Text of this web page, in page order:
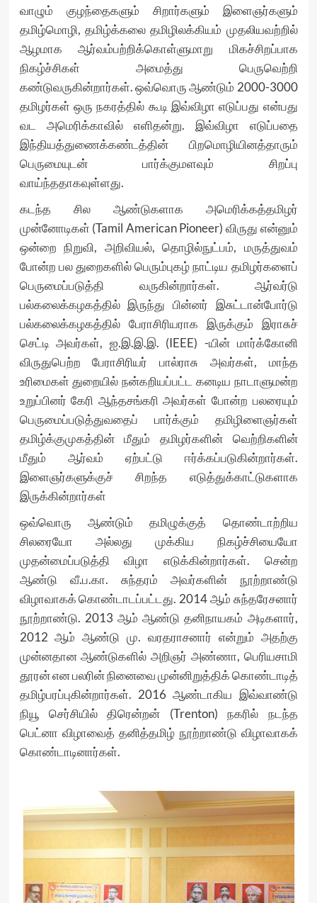
வாழும் குழந்தைகளும் சிறார்களும் இளைஞர்களும்
தமிழ்மொழி, தமிழ்க்கலை தமிழிலக்கியம் முதலியவற்றில்
ஆழமாக ஆர்வம்பற்றிக்கொள்ளுமாறு மிகச்சிறப்பாக
நிகழ்ச்சிகள் அமைத்து பெருவெற்றி
கண்டுவருகின்றார்கள். ஒவ்வொரு ஆண்டும் 2000-3000
தமிழர்கள் ஒரு நகரத்தில் கூடி இவ்விழா எடுப்பது என்பது
வட அமெரிக்காவில் எளிதன்று. இவ்விழா எடுப்பதை
இந்தியத்துணைக்கண்டத்தின் பிறமொழியினத்தாரும்
பெருமையுடன் பார்க்குமளவும் சிறப்பு
வாய்ந்ததாகவுள்ளது.
கடந்த சில ஆண்டுகளாக அமெரிக்கத்தமிழர்
முன்னோடிகள் (Tamil American Pioneer) விருது என்னும்
ஒன்றை நிறுவி, அறிவியல், தொழில்நுட்பம், மருத்துவம்
போன்ற பல துறைகளில் பெரும்புகழ் நாட்டிய தமிழர்களைப்
பெருமைப்படுத்தி வருகின்றார்கள். ஆர்வர்டு
பல்கலைக்கழகத்தில் இருந்து பின்னர் இசுட்டான்போர்டு
பல்கலைக்கழகத்தில் பேராசிரியராக இருக்கும் இராசுச்
செட்டி அவர்கள், ஐ.இ.இ.இ. (IEEE) -யின் மார்க்கோனி
விருதுபெற்ற பேராசிரியர் பால்ராசு அவர்கள், மாந்த
உரிமைகள் துறையில் நன்கறியப்பட்ட கனடிய நாடாளுமன்ற
உறுப்பினர் கேரி ஆந்தசங்கரி அவர்கள் போன்ற பலரையும்
பெருமைப்படுத்துவதைப் பார்க்கும் தமிழிளைஞர்கள்
தமிழ்க்குமுகத்தின் மீதும் தமிழர்களின் வெற்றிகளின்
மீதும் ஆர்வம் ஏற்பட்டு ஈர்க்கப்படுகின்றார்கள்.
இளைஞர்களுக்குச் சிறந்த எடுத்துக்காட்டுகளாக
இருக்கின்றார்கள்
ஒவ்வொரு ஆண்டும் தமிழுக்குத் தொண்டாற்றிய
சிலரையோ அல்லது முக்கிய நிகழ்ச்சியையோ
முதன்மைப்படுத்தி விழா எடுக்கின்றார்கள். சென்ற
ஆண்டு வீ.ப.கா. சுந்தரம் அவர்களின் நூற்றாண்டு
விழாவாகக் கொண்டாடப்பட்டது. 2014 ஆம் சுந்தரேசனார்
நூற்றாண்டு. 2013 ஆம் ஆண்டு தனிநாயகம் அடிகளார்,
2012 ஆம் ஆண்டு மு. வரதராசனார் என்றும் அதற்கு
முன்னதான ஆண்டுகளில் அறிஞர் அண்ணா, பெரியசாமி
தூரன் என பலரின் நினைவை முன்னிறுத்திக் கொண்டாடித்
தமிழ்பரப்புகின்றார்கள். 2016 ஆண்டாகிய இவ்வாண்டு
நியூ செர்சியில் திரென்றன் (Trenton) நகரில் நடந்த
பெட்னா விழாவைத் தனித்தமிழ் நூற்றாண்டு விழாவாகக்
கொண்டாடினார்கள்.